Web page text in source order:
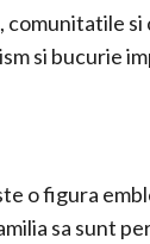
si bucurie
o figura
sa sunt